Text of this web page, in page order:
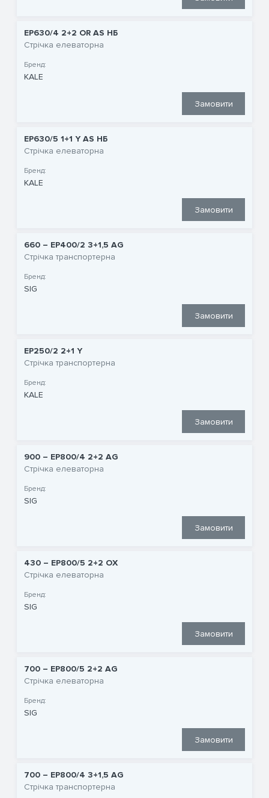
EP630/4 2+2 OR AS НБ
Стрічка елеваторна
Бренд:
KALE
Замовити
EP630/5 1+1 Y AS НБ
Стрічка елеваторна
Бренд:
KALE
Замовити
660 – EP400/2 3+1,5 AG
Стрічка транспортерна
Бренд:
SIG
Замовити
EP250/2 2+1 Y
Стрічка транспортерна
Бренд:
KALE
Замовити
900 – EP800/4 2+2 AG
Стрічка елеваторна
Бренд:
SIG
Замовити
430 – EP800/5 2+2 OX
Стрічка елеваторна
Бренд:
SIG
Замовити
700 – EP800/5 2+2 AG
Стрічка елеваторна
Бренд:
SIG
Замовити
700 – EP800/4 3+1,5 AG
Стрічка транспортерна